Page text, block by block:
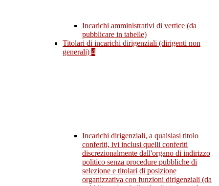
Incarichi amministrativi di vertice (da
pubblicare in tabelle)
Titolari di incarichi dirigenziali (dirigenti non
generali) 4
Incarichi dirigenziali, a qualsiasi titolo
conferiti, ivi inclusi quelli conferiti
discrezionalmente dall'organo di indirizzo
politico senza procedure pubbliche di
selezione e titolari di posizione
organizzativa con funzioni dirigenziali (da